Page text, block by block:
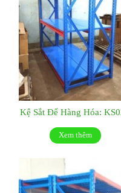
Kệ Sắt Để Hàng Hóa:
Xem thêm